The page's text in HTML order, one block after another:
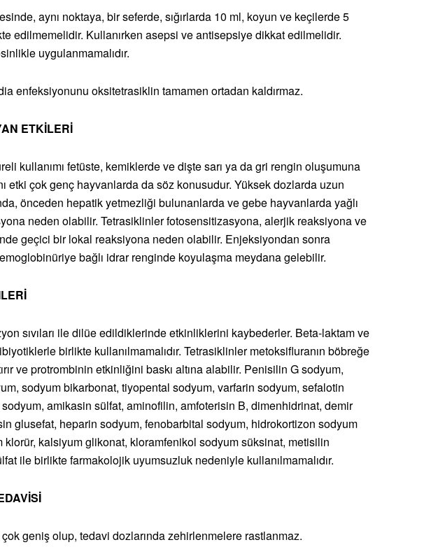
aynı noktaya, bir seferde, sığırlarda 10 ml, koyun ve keçilerde 5
edilmemelidir. Kullanırken asepsi ve antisepsiye dikkat edilmelidir.
uygulanmamalıdır.
enfeksiyonunu oksitetrasiklin tamamen ortadan kaldırmaz.
ETKİLERİ
kullanımı fetüste, kemiklerde ve dişte sarı ya da gri rengin oluşumuna
etki çok genç hayvanlarda da söz konusudur. Yüksek dozlarda uzun
önceden hepatik yetmezliği bulunanlarda ve gebe hayvanlarda yağlı
neden olabilir. Tetrasiklinler fotosensitizasyona, alerjik reaksiyona ve
geçici bir lokal reaksiyona neden olabilir. Enjeksiyondan sonra
bağlı idrar renginde koyulaşma meydana gelebilir.
sıvıları ile dilüe edildiklerinde etkinliklerini kaybederler. Beta-laktam ve
birlikte kullanılmamalıdır. Tetrasiklinler metoksifluranın böbreğe
ve protrombinin etkinliğini baskı altına alabilir. Penisilin G sodyum,
sodyum bikarbonat, tiyopental sodyum, varfarin sodyum, sefalotin
amikasin sülfat, aminofilin, amfoterisin B, dimenhidrinat, demir
glusefat, heparin sodyum, fenobarbital sodyum, hidrokortizon sodyum
klorür, kalsiyum glikonat, kloramfenikol sodyum süksinat, metisilin
ile birlikte farmakolojik uyumsuzluk nedeniyle kullanılmamalıdır.
geniş olup, tedavi dozlarında zehirlenmelere rastlanmaz.